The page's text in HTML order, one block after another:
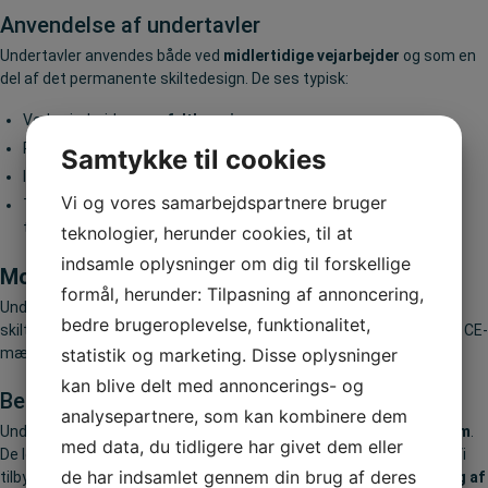
Anvendelse af undertavler
Undertavler anvendes både ved midlertidige vejarbejder og som en
del af det permanente skiltedesign. De ses typisk:
Ved vejarbejde ogasfaltlægning.
På strækninger med
specielle færdselsforhold
I forbindelse med
Til at give ekstra detaljer, hvor et almindeligt vejskilt ikke er
tilstrækkeligt.
Montering af undertavler
Undertavler monteres altid under en hoved-tavle på en
skiltestander.Vores standere, beslag og galgerer naturligvis også CE-
mærkede.
Bestilling og levering
Undertavler kan bestilles i standardmål som 30×70 cm
De leveres typisk direkte fra lager og afsendes inden for få dage. Vi
tilbyder ogsåfri fragt ved større ordrersamtrådgivning om valg af
Samtykke til cookies
Vi og vores samarbejdspartnere bruger
teknologier, herunder cookies, til at
indsamle oplysninger om dig til forskellige
formål, herunder: Tilpasning af annoncering,
bedre brugeroplevelse, funktionalitet,
statistik og marketing. Disse oplysninger
kan blive delt med annoncerings- og
analysepartnere, som kan kombinere dem
med data, du tidligere har givet dem eller
de har indsamlet gennem din brug af deres